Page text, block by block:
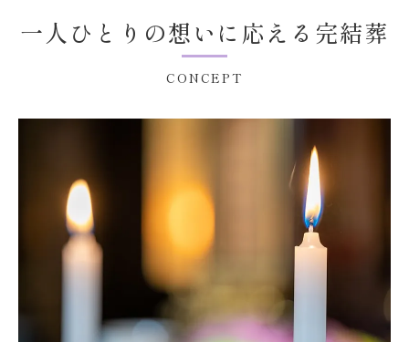
一人ひとりの想いに応える完結葬
CONCEPT